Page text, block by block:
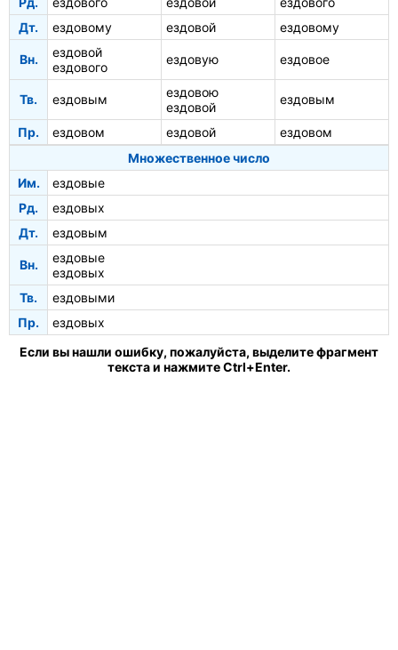
Дт.
ездовому ездовой ездовому
Вн.
ездовой
ездового
ездовую ездовое
Тв. ездовым
ездовою
ездовой
ездовым
Пр. ездовом ездовой
ездовом
Множественное число
Им.
ездовые
Рд.
ездовых
Дт.
ездовым
Вн.
ездовые
ездовых
Тв.
ездовыми
Пр.
ездовых
Если вы нашли ошибку, пожалуйста, выделите фрагмент
текста и нажмите Ctrl+Enter.